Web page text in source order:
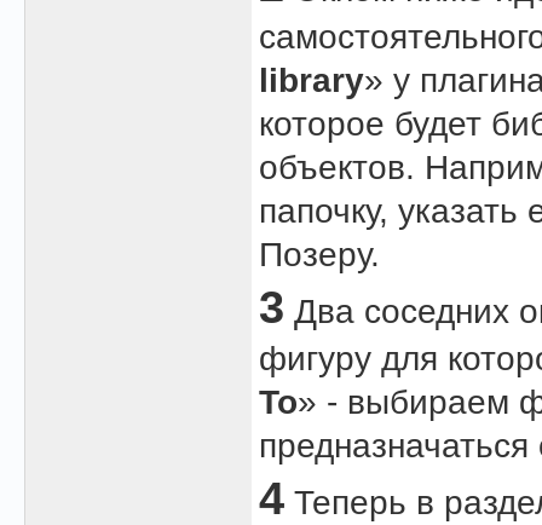
library» у
которое будет
объектов.
папочку,
Позеру.
3 Два соседних
фигуру для
To» - выбираем
4 Теперь в